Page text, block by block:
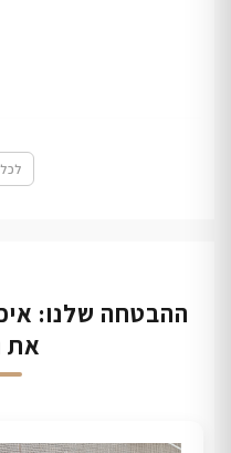
ההבטחה שלנו:
את